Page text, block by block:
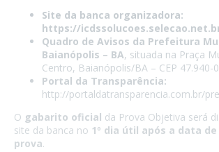
Site da banca organizadora:
https://
Quadro de Avisos da Prefeitura
Baianópolis – BA, situada na Praça
Centro, Baianópolis/BA – CEP 47.940-
Portal da Transparência:
http://portaldatransparencia.com.br/
O gabarito oficial da Prova Objetiva será
site da banca no 1º dia útil após a data
prova.